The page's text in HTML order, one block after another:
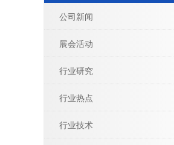
公司新闻
展会活动
行业研究
行业热点
行业技术